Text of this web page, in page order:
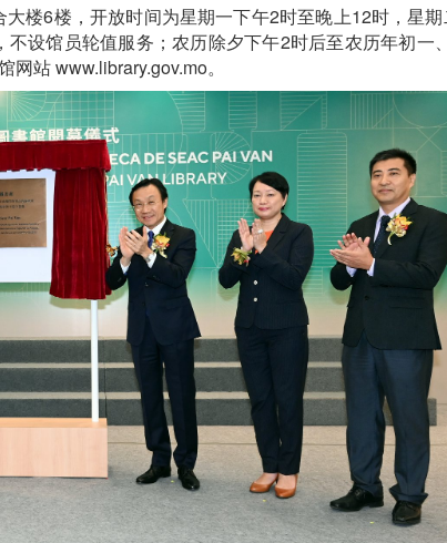
6楼，开放时间为星期一下午2时至晚上12时，星
设馆员轮值服务；农历除夕下午2时后至农历年初一
站 www.library.gov.mo。